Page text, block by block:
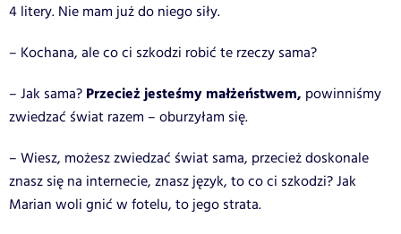
4 litery. Nie mam już do niego siły.
– Kochana, ale co ci szkodzi robić te rzeczy sama?
– Jak sama? Przecież jesteśmy małżeństwem, powinniśmy
zwiedzać świat razem – oburzyłam się.
– Wiesz, możesz zwiedzać świat sama, przecież doskonale
znasz się na internecie, znasz język, to co ci szkodzi? Jak
Marian woli gnić w fotelu, to jego strata.